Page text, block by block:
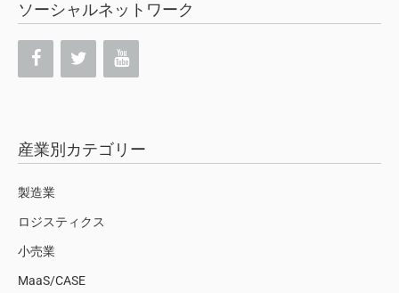
ソーシャルネットワーク
産業別カテゴリー
製造業
ロジスティクス
小売業
MaaS/CASE